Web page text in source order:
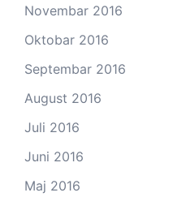
Novembar 2016
Oktobar 2016
Septembar 2016
August 2016
Juli 2016
Juni 2016
Maj 2016